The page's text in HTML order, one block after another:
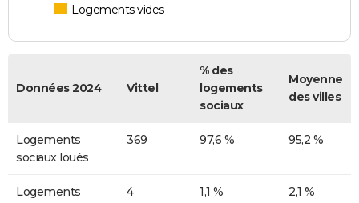
Logements vides
Données 2024 Vittel
% des
logements
sociaux
Moyenne
des villes
Logements
sociaux loués
369 97,6 % 95,2 %
Logements
4 1,1 % 2,1 %